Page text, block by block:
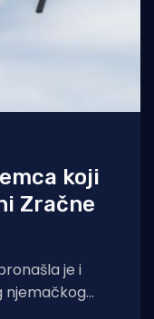
koji
Zračne
je i
njemačkog